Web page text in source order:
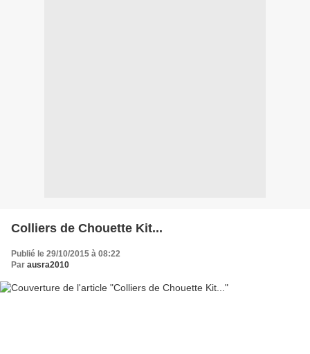
Colliers de Chouette Kit...
Publié le 29/10/2015 à 08:22
Par ausra2010